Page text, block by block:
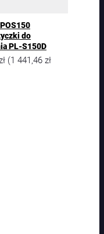
do
PL-S150D
(1 441,46 zł